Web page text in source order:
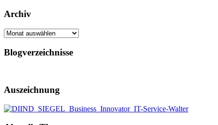
Archiv
Archiv
Blogverzeichnisse
Auszeichnung